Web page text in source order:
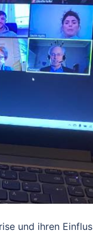
und ihren